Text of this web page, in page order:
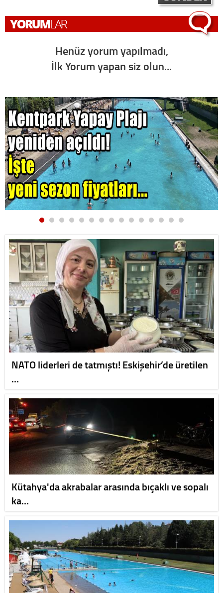
Henüz yorum yapılmadı,
İlk Yorum yapan siz olun...
NATO liderleri de tatmıştı! Eskişehir’de üretilen
…
Kütahya'da akrabalar arasında bıçaklı ve sopalı
ka…